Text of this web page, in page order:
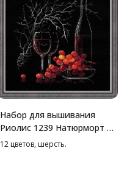
Набор для вышивания
Риолис 1239 Натюрморт с
красным вином, 30*30 см
12 цветов, шерсть.